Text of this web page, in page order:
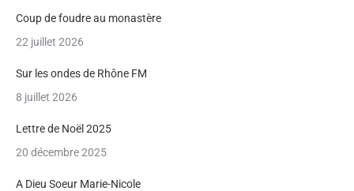
Coup de foudre au monastère
22 juillet 2026
Sur les ondes de Rhône FM
8 juillet 2026
Lettre de Noël 2025
20 décembre 2025
A Dieu Soeur Marie-Nicole